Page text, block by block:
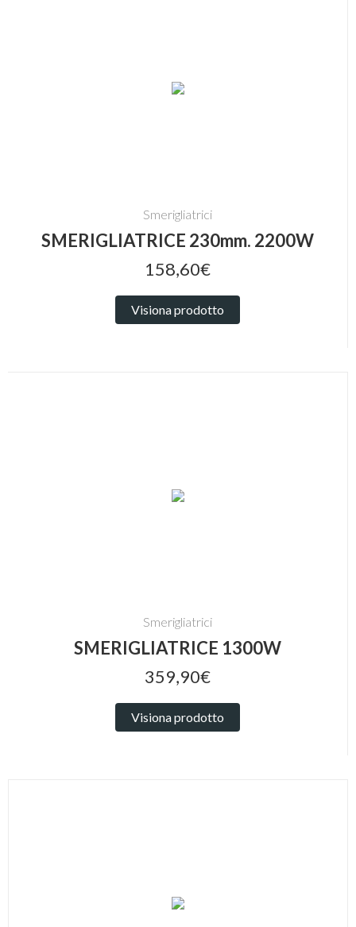
Smerigliatrici
SMERIGLIATRICE 230mm. 2200W
158,60€
Visiona prodotto
Smerigliatrici
SMERIGLIATRICE 1300W
359,90€
Visiona prodotto